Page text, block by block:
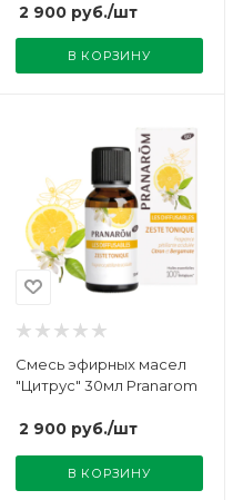
2 900руб./шт
В КОРЗИНУ
Смесь эфирных масел
"Цитрус" 30мл Pranarom
2 900руб./шт
В КОРЗИНУ